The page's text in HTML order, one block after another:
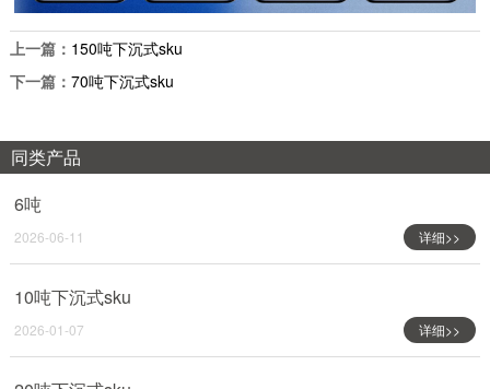
上一篇： 150吨下沉式sku
下一篇： 70吨下沉式sku
同类产品
6吨
2026-06-11 详细>>
10吨下沉式sku
2026-01-07 详细>>